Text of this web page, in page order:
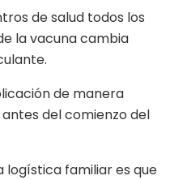
de salud todos los
la vacuna cambia
de manera
del comienzo del
logística familiar es que